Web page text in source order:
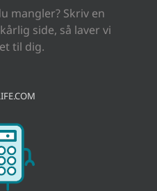
mangler? Skriv en
side, så laver vi
til dig.